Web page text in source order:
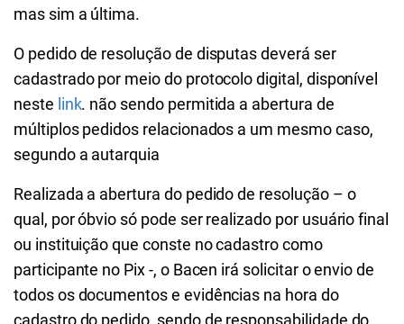
mas sim a última.
O pedido de resolução de disputas deverá ser
cadastrado por meio do protocolo digital, disponível
neste link. não sendo permitida a abertura de
múltiplos pedidos relacionados a um mesmo caso,
segundo a autarquia
Realizada a abertura do pedido de resolução – o
qual, por óbvio só pode ser realizado por usuário final
ou instituição que conste no cadastro como
participante no Pix -, o Bacen irá solicitar o envio de
todos os documentos e evidências na hora do
cadastro do pedido, sendo de responsabilidade do